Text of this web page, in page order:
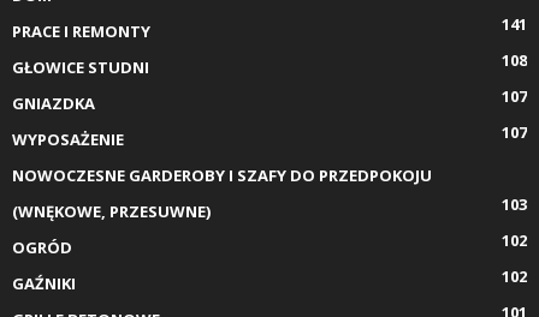
PRACE I REMONTY
141
GŁOWICE STUDNI
108
GNIAZDKA
107
WYPOSAŻENIE
107
NOWOCZESNE GARDEROBY I SZAFY DO PRZEDPOKOJU
(WNĘKOWE, PRZESUWNE)
103
OGRÓD
102
GAŹNIKI
102
101